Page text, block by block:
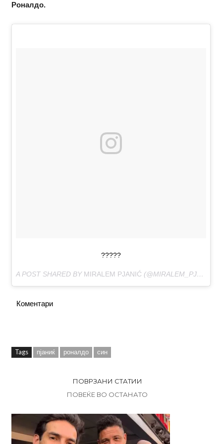
Роналдо.
?????
A POST SHARED BY MIRALEM PJANIĆ (@MIRALEM_PJANIC) ON
Коментари
Tags пјаниќ роналдо син
ПОВРЗАНИ СТАТИИ
ПОВЕЌЕ ВО ОСТАНАТО